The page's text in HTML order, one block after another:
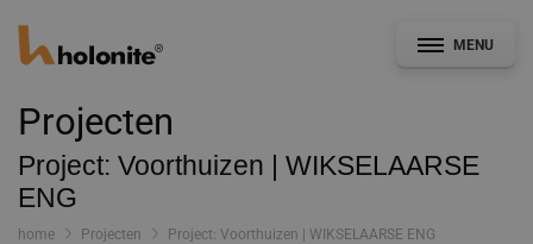
MENU
Algemeen
Projecten
Project: Voorthuizen | WIKSELAARSE
ENG
home Projecten Project: Voorthuizen | WIKSELAARSE ENG